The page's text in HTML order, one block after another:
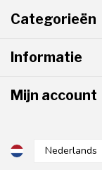
Categorieën
Informatie
Mijn account